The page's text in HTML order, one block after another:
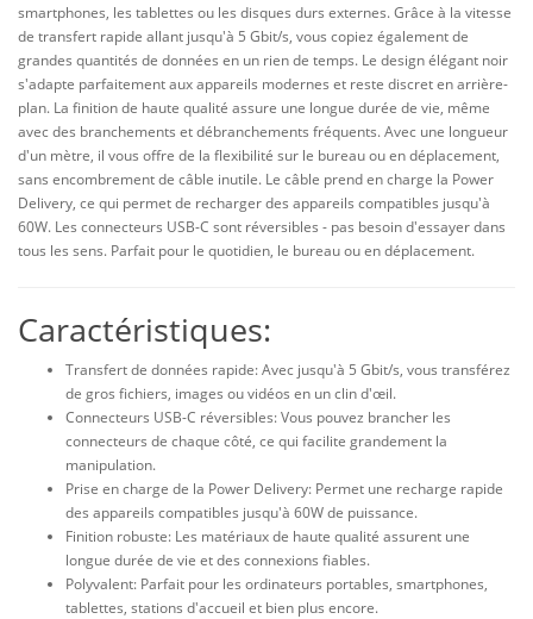
smartphones, les tablettes ou les disques durs externes. Grâce à la vitesse
de transfert rapide allant jusqu'à 5 Gbit/s, vous copiez également de
grandes quantités de données en un rien de temps. Le design élégant noir
s'adapte parfaitement aux appareils modernes et reste discret en arrière-
plan. La finition de haute qualité assure une longue durée de vie, même
avec des branchements et débranchements fréquents. Avec une longueur
d'un mètre, il vous offre de la flexibilité sur le bureau ou en déplacement,
sans encombrement de câble inutile. Le câble prend en charge la Power
Delivery, ce qui permet de recharger des appareils compatibles jusqu'à
60W. Les connecteurs USB-C sont réversibles - pas besoin d'essayer dans
tous les sens. Parfait pour le quotidien, le bureau ou en déplacement.
Caractéristiques:
Transfert de données rapide: Avec jusqu'à 5 Gbit/s, vous transférez
de gros fichiers, images ou vidéos en un clin d'œil.
Connecteurs USB-C réversibles: Vous pouvez brancher les
connecteurs de chaque côté, ce qui facilite grandement la
manipulation.
Prise en charge de la Power Delivery: Permet une recharge rapide
des appareils compatibles jusqu'à 60W de puissance.
Finition robuste: Les matériaux de haute qualité assurent une
longue durée de vie et des connexions fiables.
Polyvalent: Parfait pour les ordinateurs portables, smartphones,
tablettes, stations d'accueil et bien plus encore.